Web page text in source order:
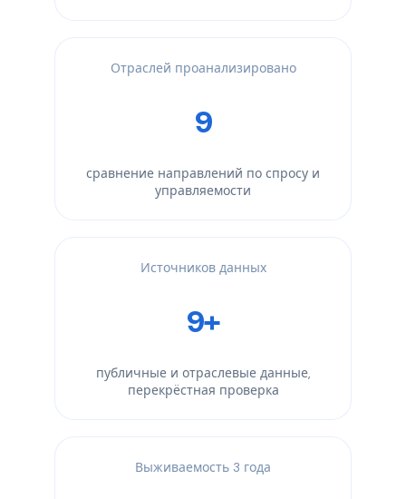
Отраслей проанализировано
9
сравнение направлений по спросу и
управляемости
Источников данных
9+
публичные и отраслевые данные,
перекрёстная проверка
Выживаемость 3 года